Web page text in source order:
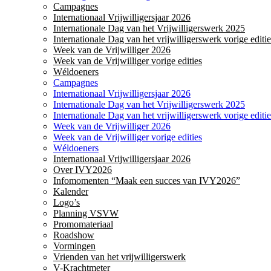
Campagnes
Internationaal Vrijwilligersjaar 2026
Internationale Dag van het Vrijwilligerswerk 2025
Internationale Dag van het vrijwilligerswerk vorige
Week van de Vrijwilliger 2026
Week van de Vrijwilliger vorige edities
Wéldoeners
Campagnes
Internationaal Vrijwilligersjaar 2026
Internationale Dag van het Vrijwilligerswerk 2025
Internationale Dag van het vrijwilligerswerk vorige
Week van de Vrijwilliger 2026
Week van de Vrijwilliger vorige edities
Wéldoeners
Internationaal Vrijwilligersjaar 2026
Over IVY2026
Infomomenten “Maak een succes van IVY2026”
Kalender
Logo’s
Planning VSVW
Promomateriaal
Roadshow
Vormingen
Vrienden van het vrijwilligerswerk
V-Krachtmeter